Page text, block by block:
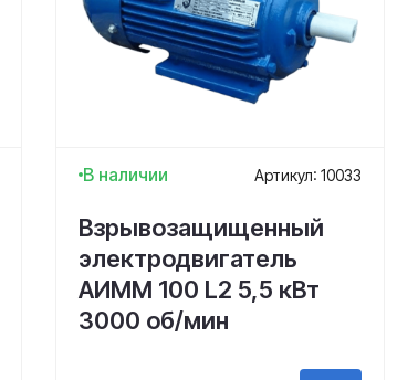
В наличии Артикул: 10033
Взрывозащищенный
электродвигатель
АИММ 100 L2 5,5 кВт
3000 об/мин